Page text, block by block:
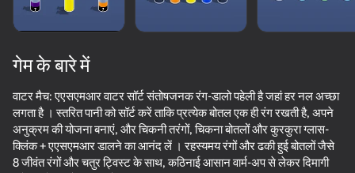
50+ शीर्ष गेम. सभी द्वारा
पसंद किए गए. यहां तक कि “नॉन-गेमर्स”
गेम के बारे में
वाटर मैच: एएसएमआर वाटर सॉर्ट संतोषजनक रंग-डालो पहेली है जहां हर नल अच्छा
लगता है । स्तरित पानी को सॉर्ट करें ताकि प्रत्येक बोतल एक ही रंग रखती है, अपने
अनुक्रम की योजना बनाएं, और चिकनी तरंगों, चिकना बोतलों और कुरकुरा ग्लास-
क्लिंक + एएसएमआर डालने का आनंद लें । रहस्यमय रंगों और ढकी हुई बोतलों जैसे
8 जीवंत रंगों और चतुर ट्विस्ट के साथ, कठिनाई आसान वार्म-अप से लेकर दिमागी